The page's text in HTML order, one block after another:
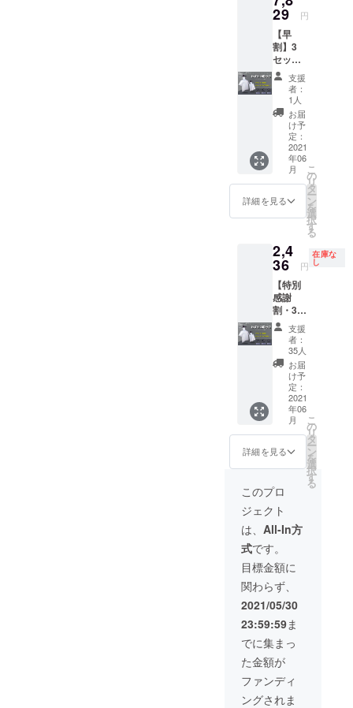
F 特典
2：税・
送料込
み ※ヘ
アドラ
イヤー
が含ま
れてい
ませ
ん。
29 円
【早
割】3
セット
25％OF
F 急速
衣類乾
燥袋 ×3
セット
特典1：
【早
割】
一般
販売予
定価格
3,480円
25％OF
F 特典
2：税・
送料込
み ※ヘ
アドラ
イヤー
が含ま
れてい
ませ
ん。
支援
者：
1人
お届
け予
定：
2021
年06
月
詳細を見る
こ
の
リ
タ
ー
ン
を
選
択
す
る
2,4
36 円
在庫な
し
【特別
感謝
割・35
名様限
定】
30％OF
F 急速
衣類乾
燥袋 ×1
セット
特典1：
【特別
感謝
割・35
名様限
定】
一般
販売予
定価格
3,480円
の
30％OF
F 特典
2：税・
送料込
み ※ヘ
アドラ
イヤー
が含ま
れてい
ませ
ん。
支援
者：
35人
お届
け予
定：
2021
年06
月
詳細を見る
こ
の
リ
タ
ー
ン
を
選
択
す
る
このプロ
ジェクト
は、 All-In方
式です。
目標金額に
関わらず、
2021/05/30
23:59:59ま
でに集まっ
た金額が
ファンディ
ングされま